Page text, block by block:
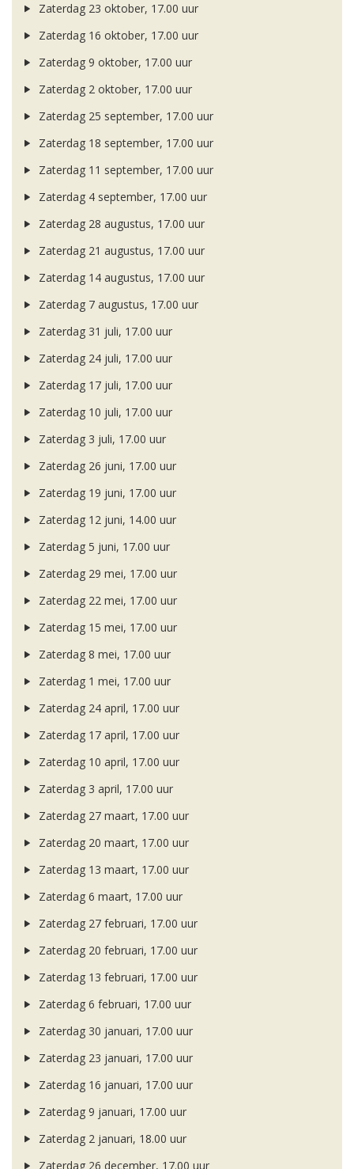
Zaterdag 23 oktober, 17.00 uur
Zaterdag 16 oktober, 17.00 uur
Zaterdag 9 oktober, 17.00 uur
Zaterdag 2 oktober, 17.00 uur
Zaterdag 25 september, 17.00 uur
Zaterdag 18 september, 17.00 uur
Zaterdag 11 september, 17.00 uur
Zaterdag 4 september, 17.00 uur
Zaterdag 28 augustus, 17.00 uur
Zaterdag 21 augustus, 17.00 uur
Zaterdag 14 augustus, 17.00 uur
Zaterdag 7 augustus, 17.00 uur
Zaterdag 31 juli, 17.00 uur
Zaterdag 24 juli, 17.00 uur
Zaterdag 17 juli, 17.00 uur
Zaterdag 10 juli, 17.00 uur
Zaterdag 3 juli, 17.00 uur
Zaterdag 26 juni, 17.00 uur
Zaterdag 19 juni, 17.00 uur
Zaterdag 12 juni, 14.00 uur
Zaterdag 5 juni, 17.00 uur
Zaterdag 29 mei, 17.00 uur
Zaterdag 22 mei, 17.00 uur
Zaterdag 15 mei, 17.00 uur
Zaterdag 8 mei, 17.00 uur
Zaterdag 1 mei, 17.00 uur
Zaterdag 24 april, 17.00 uur
Zaterdag 17 april, 17.00 uur
Zaterdag 10 april, 17.00 uur
Zaterdag 3 april, 17.00 uur
Zaterdag 27 maart, 17.00 uur
Zaterdag 20 maart, 17.00 uur
Zaterdag 13 maart, 17.00 uur
Zaterdag 6 maart, 17.00 uur
Zaterdag 27 februari, 17.00 uur
Zaterdag 20 februari, 17.00 uur
Zaterdag 13 februari, 17.00 uur
Zaterdag 6 februari, 17.00 uur
Zaterdag 30 januari, 17.00 uur
Zaterdag 23 januari, 17.00 uur
Zaterdag 16 januari, 17.00 uur
Zaterdag 9 januari, 17.00 uur
Zaterdag 2 januari, 18.00 uur
Zaterdag 26 december, 17.00 uur